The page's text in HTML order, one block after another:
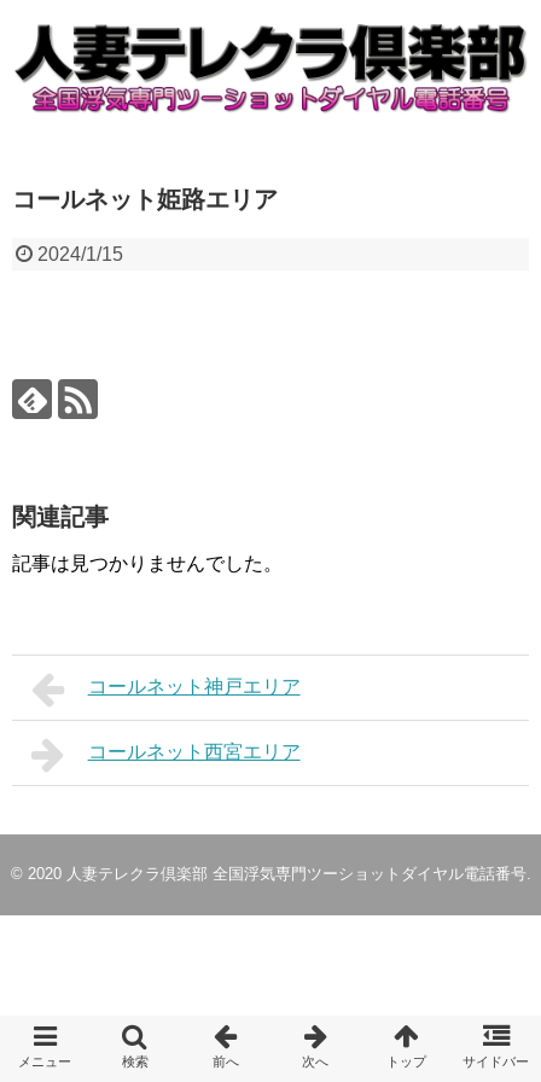
コールネット姫路エリア
2024/1/15
関連記事
記事は見つかりませんでした。
コールネット神戸エリア
コールネット西宮エリア
© 2020 人妻テレクラ倶楽部 全国浮気専門ツーショットダイヤル電話番号.